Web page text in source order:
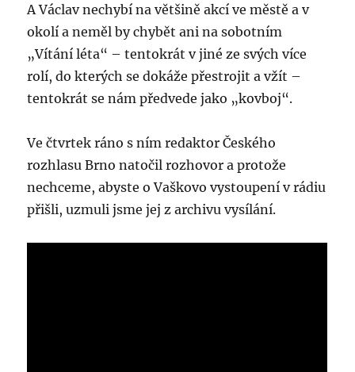
A Václav nechybí na většině akcí ve městě a v
okolí a neměl by chybět ani na sobotním
„Vítání léta“ – tentokrát v jiné ze svých více
rolí, do kterých se dokáže přestrojit a vžít –
tentokrát se nám předvede jako „kovboj“.
Ve čtvrtek ráno s ním redaktor Českého
rozhlasu Brno natočil rozhovor a protože
nechceme, abyste o Vaškovo vystoupení v rádiu
přišli, uzmuli jsme jej z archivu vysílání.